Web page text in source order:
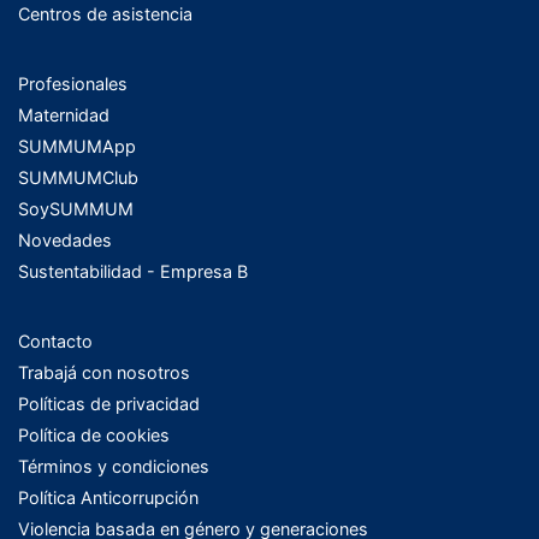
Centros de asistencia
Profesionales
Maternidad
SUMMUMApp
SUMMUMClub
SoySUMMUM
Novedades
Sustentabilidad - Empresa B
Contacto
Trabajá con nosotros
Políticas de privacidad
Política de cookies
Términos y condiciones
Política Anticorrupción
Violencia basada en género y generaciones